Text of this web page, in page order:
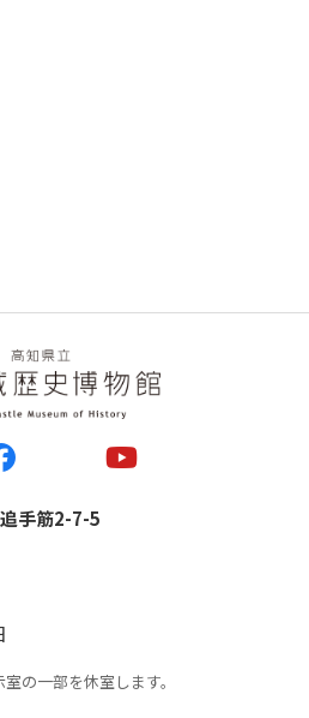
手筋2-7-5
の一部を休室します。